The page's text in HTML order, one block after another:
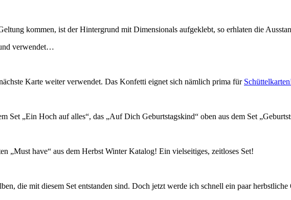
kommen, ist der Hintergrund mit Dimensionals aufgeklebt, so erhlaten die
verwendet…
Karte weiter verwendet. Das Konfetti eignet sich nämlich prima für
Set „Ein Hoch auf alles“, das „Auf Dich Geburtstagskind“ oben aus dem Set
„Must have“ aus dem Herbst Winter Katalog! Ein vielseitiges, zeitloses Set!
die mit diesem Set entstanden sind. Doch jetzt werde ich schnell ein paar